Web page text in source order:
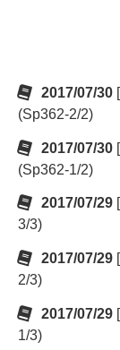
2017/07/30
(Sp362-2/2)
2017/07/30
(Sp362-1/2)
2017/07/29
3/3)
2017/07/29
2/3)
2017/07/29
1/3)